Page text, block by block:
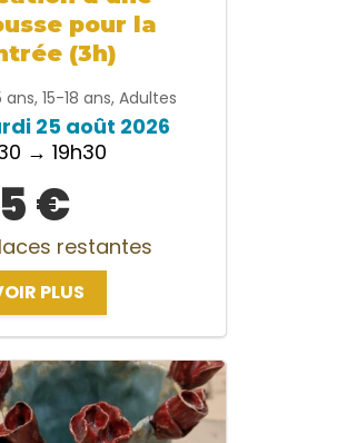
pour la
(3h)
ans, 15-18 ans, Adultes
25 août 2026
→ 19h30
€
restantes
PLUS